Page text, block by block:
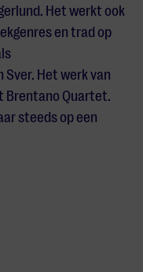
Het werkt ook
en trad op
Sver. Het werk van
Brentano Quartet.
steeds op een